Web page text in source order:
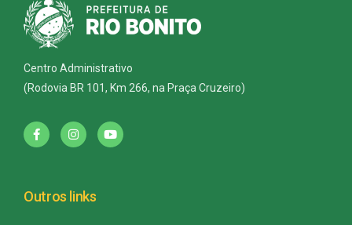
Centro Administrativo
(Rodovia BR 101, Km 266, na Praça Cruzeiro)
Outros links